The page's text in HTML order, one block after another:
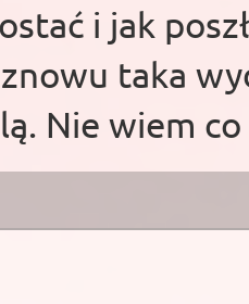
i jak
taka
Nie wiem